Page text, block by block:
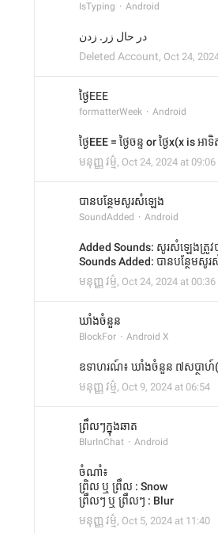
IsTyping Android
در حال زر. زدن
Deleted Account, Oct 24,
ថ្ងៃEEE
formatterWeek Android
ថ្ងៃEEE = ថ្ងៃចន្ទ or ថ្ងៃx(x is
មនុញ្ញ វម្ម៌, Oct 24, 2024 at 09:06
បានបន្ថែមសូរសំឡេង
SoundAdded Android
Added Sounds: សូរសំឡេងត្រូវប
Sounds Added: បានបន្ថែមសូ
មនុញ្ញ វម្ម៌, Oct 24, 2024 at 00:36
ឃាំងចំនួន
BlockFor Android X
ឧទាហរណ៍៖ ឃាំងចំនួន ៧សប្ថាហ៍
មនុញ្ញ វម្ម៌, Oct 9, 2024 at 06:54
ព្រឹលៗក្នុងឆាត
BlurInChat Android
ចំណាំ៖
ព្រិល ឬ ព្រឹល : Snow
ព្រឹលៗ ឬ ព្រឹលៗ : Blur
មនុញ្ញ វម្ម៌, Oct 5, 2024 at 11:40